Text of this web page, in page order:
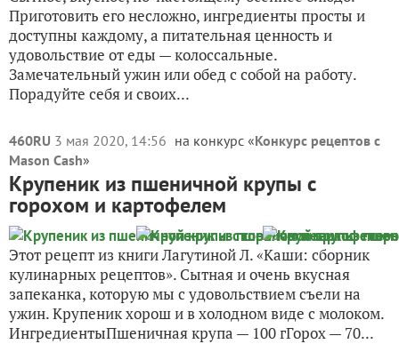
Приготовить его несложно, ингредиенты просты и
доступны каждому, а питательная ценность и
удовольствие от еды — колоссальные.
Замечательный ужин или обед с собой на работу.
Порадуйте себя и своих...
460RU 3 мая 2020, 14:56 на конкурс «Конкурс рецептов с
Mason Cash»
Крупеник из пшеничной крупы с
горохом и картофелем
Этот рецепт из книги Лагутиной Л. «Каши: сборник
кулинарных рецептов». Сытная и очень вкусная
запеканка, которую мы с удовольствием съели на
ужин. Крупеник хорош и в холодном виде с молоком.
ИнгредиентыПшеничная крупа — 100 гГорох — 70...